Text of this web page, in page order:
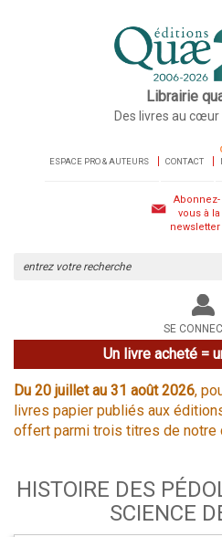
Librairie
Des livres au cœur
ESPACE PRO & AUTEURS CONTACT
Abonnez-
vous à la
newsletter
le
site
SE
Un livre acheté =
Du 20 juillet au 31 août 2026,
livres papier publiés aux
offert parmi trois titres de notre
HISTOIRE DES
SCIENCE